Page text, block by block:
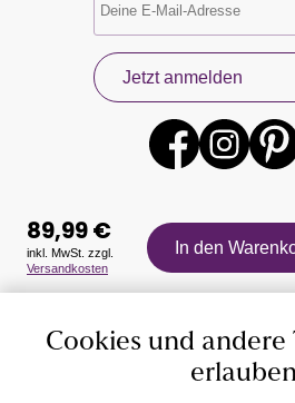
Jetzt anmelden
Auszeichnungen
89,99 €
inkl. MwSt. zzgl.
Versandkosten
In den
Cookies und andere